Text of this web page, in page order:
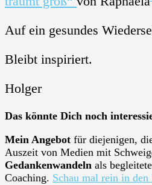
Auf ein gesundes
Bleibt inspiriert.
Holger
Das könnte Dich noch
Mein Angebot für diejenigen,
Auszeit von Medien mit
Gedankenwandeln als
Coaching. Schau mal rein in den